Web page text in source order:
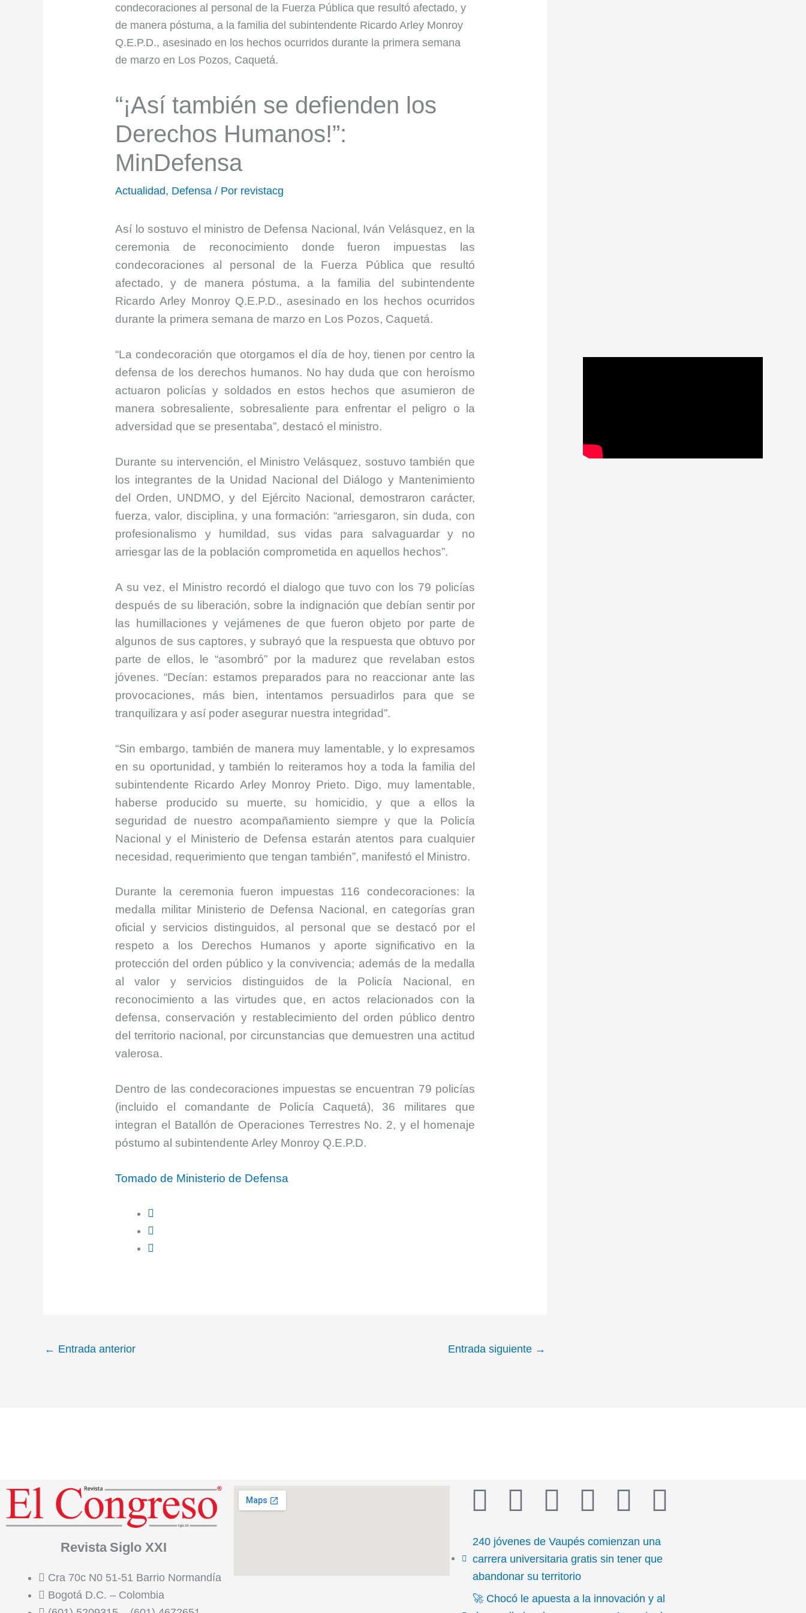
“¡Así también se defienden los
Derechos Humanos!”:
MinDefensa
Actualidad, Defensa / Por revistacg
Así lo sostuvo el ministro de Defensa Nacional, Iván Velásquez, en la
ceremonia de reconocimiento donde fueron impuestas las
condecoraciones al personal de la Fuerza Pública que resultó
afectado, y de manera póstuma, a la familia del subintendente
Ricardo Arley Monroy Q.E.P.D., asesinado en los hechos ocurridos
durante la primera semana de marzo en Los Pozos, Caquetá.
“La condecoración que otorgamos el día de hoy, tienen por centro la
defensa de los derechos humanos. No hay duda que con heroísmo
actuaron policías y soldados en estos hechos que asumieron de
manera sobresaliente, sobresaliente para enfrentar el peligro o la
adversidad que se presentaba”, destacó el ministro.
Durante su intervención, el Ministro Velásquez, sostuvo también que
los integrantes de la Unidad Nacional del Diálogo y Mantenimiento
del Orden, UNDMO, y del Ejército Nacional, demostraron carácter,
fuerza, valor, disciplina, y una formación: “arriesgaron, sin duda, con
profesionalismo y humildad, sus vidas para salvaguardar y no
arriesgar las de la población comprometida en aquellos hechos”.
A su vez, el Ministro recordó el dialogo que tuvo con los 79 policías
después de su liberación, sobre la indignación que debían sentir por
las humillaciones y vejámenes de que fueron objeto por parte de
algunos de sus captores, y subrayó que la respuesta que obtuvo por
parte de ellos, le “asombró” por la madurez que revelaban estos
jóvenes. “Decían: estamos preparados para no reaccionar ante las
provocaciones, más bien, intentamos persuadirlos para que se
tranquilizara y así poder asegurar nuestra integridad”.
“Sin embargo, también de manera muy lamentable, y lo expresamos
en su oportunidad, y también lo reiteramos hoy a toda la familia del
subintendente Ricardo Arley Monroy Prieto. Digo, muy lamentable,
haberse producido su muerte, su homicidio, y que a ellos la
seguridad de nuestro acompañamiento siempre y que la Policía
Nacional y el Ministerio de Defensa estarán atentos para cualquier
necesidad, requerimiento que tengan también”, manifestó el Ministro.
Durante la ceremonia fueron impuestas 116 condecoraciones: la
medalla militar Ministerio de Defensa Nacional, en categorías gran
oficial y servicios distinguidos, al personal que se destacó por el
respeto a los Derechos Humanos y aporte significativo en la
protección del orden público y la convivencia; además de la medalla
al valor y servicios distinguidos de la Policía Nacional, en
reconocimiento a las virtudes que, en actos relacionados con la
defensa, conservación y restablecimiento del orden público dentro
del territorio nacional, por circunstancias que demuestren una actitud
valerosa.
Dentro de las condecoraciones impuestas se encuentran 79 policías
(incluido el comandante de Policía Caquetá), 36 militares que
integran el Batallón de Operaciones Terrestres No. 2, y el homenaje
póstumo al subintendente Arley Monroy Q.E.P.D.
Tomado de Ministerio de Defensa
← Entrada anterior Entrada siguiente →
Revista Siglo XXI
Cra 70c N0 51-51 Barrio Normandía
Bogotá D.C. – Colombia
T
i
k
t
F
a
c
e
T
w
i
t
Y
o
u
t
I
n
s
t
I
c
o
n
240 jóvenes de Vaupés comienzan una
carrera universitaria gratis sin tener que
abandonar su territorio
🚀 Chocó le apuesta a la innovación y al